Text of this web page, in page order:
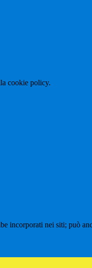
cookie policy.
incorporati nei siti; può